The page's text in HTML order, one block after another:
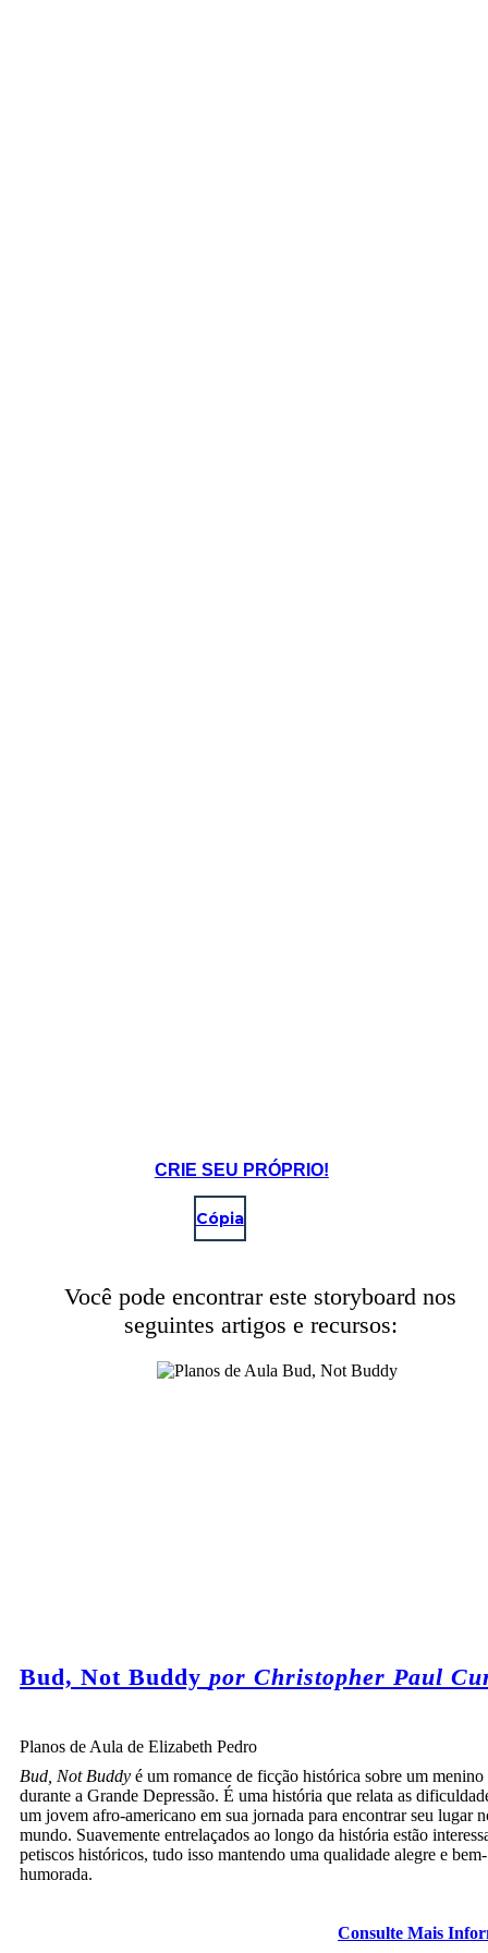
Bud é convidado a ficar no Grand Calloway Station com a banda.
CRIE SEU PRÓPRIO!
Cópia
Você pode encontrar este storyboard nos
seguintes artigos e recursos:
Bud, Not Buddy por Christopher Paul
Planos de Aula de Elizabeth Pedro
Bud, Not Buddy é um romance de ficção histórica sobre um
durante a Grande Depressão. É uma história que relata as
um jovem afro-americano em sua jornada para encontrar seu lugar
mundo. Suavemente entrelaçados ao longo da história estão
petiscos históricos, tudo isso mantendo uma qualidade alegre e bem-
humorada.
Consulte Mais